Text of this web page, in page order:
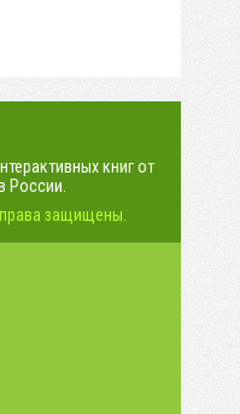
книг от
России.
защищены.